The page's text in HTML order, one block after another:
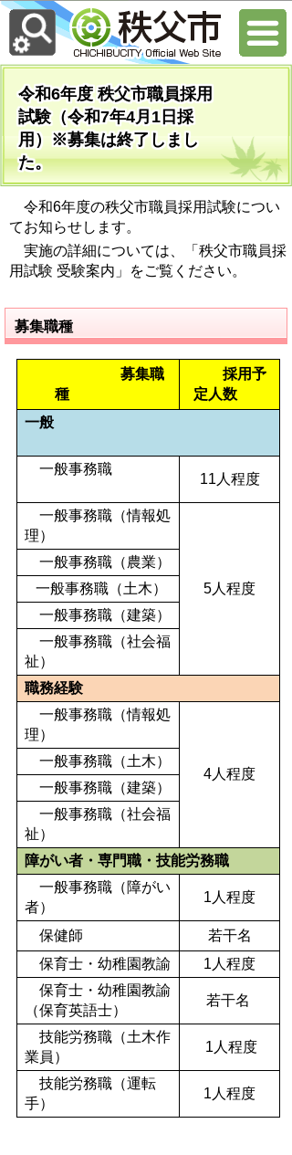
令和6年度 秩父市職員採用
試験（令和7年4月1日採
用）※募集は終了しまし
た。
令和6年度の秩父市職員採用試験につい
てお知らせします。
実施の詳細については、「秩父市職員採
用試験 受験案内」をご覧ください。
募集職種
募集職
種
採用予
定人数
一般
一般事務職
11人程度
一般事務職（情報処
理）
5人程度
一般事務職（農業）
一般事務職（土木）
一般事務職（建築）
一般事務職（社会福
祉）
職務経験
一般事務職（情報処
理）
4人程度
一般事務職（土木）
一般事務職（建築）
一般事務職（社会福
祉）
障がい者・専門職・技能労務職
一般事務職（障がい
者）
1人程度
保健師
若干名
保育士・幼稚園教諭
1人程度
保育士・幼稚園教諭
（保育英語士）
若干名
技能労務職（土木作
業員）
1人程度
技能労務職（運転
手）
1人程度